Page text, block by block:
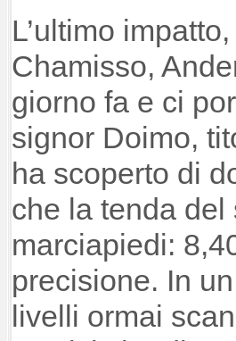
L’ultimo
Chamisso,
giorno fa e ci
signor Doimo,
ha scoperto di
che la tenda
marciapiedi:
precisione. In
livelli ormai